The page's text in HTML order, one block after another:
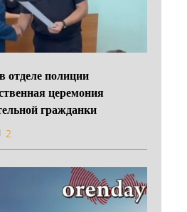
отделе полиции
церемония
гражданки
2